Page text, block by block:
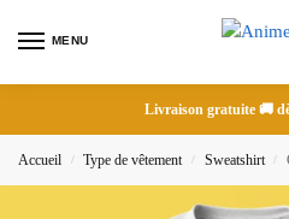
MENU
Livraison gratuite 🚚
Accueil / Type de vêtement / Sweatshirt /